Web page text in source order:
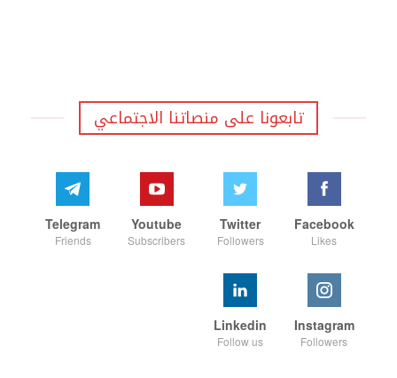
تابعونا على منصاتنا الاجتماعي
Facebook
Likes
Twitter
Followers
Youtube
Subscribers
Telegram
Friends
Instagram
Followers
Linkedin
Follow us